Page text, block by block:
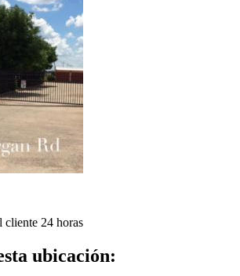
24 horas
ubicación: